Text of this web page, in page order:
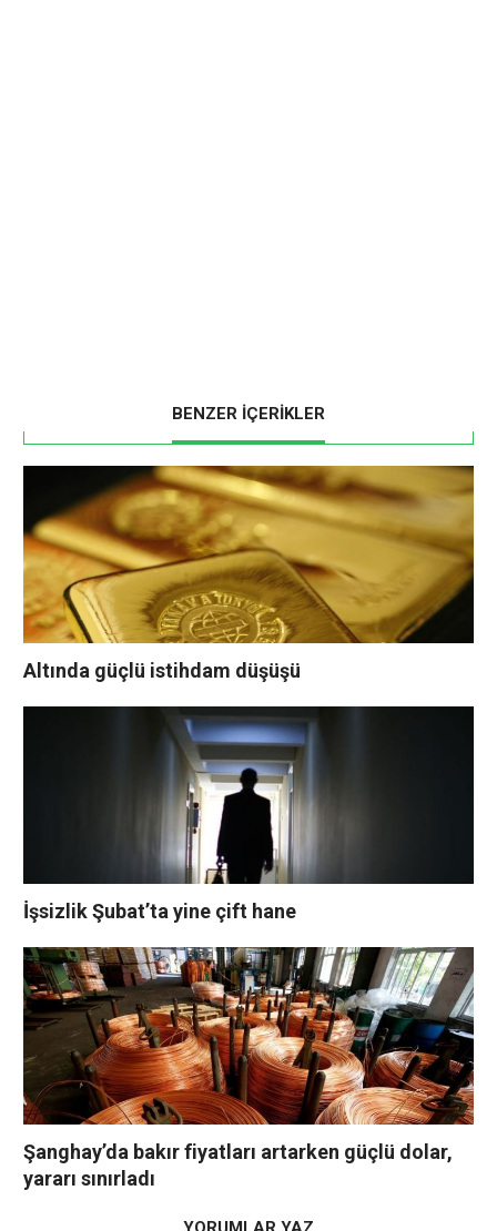
BENZER İÇERİKLER
Altında güçlü istihdam düşüşü
İşsizlik Şubat’ta yine çift hane
Şanghay’da bakır fiyatları artarken güçlü dolar,
yararı sınırladı